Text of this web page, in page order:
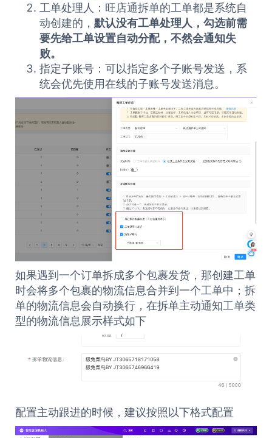
工单处理人：旺店通拆单的工单都是系统自
动创建的， 默认没有工单处理人，勾选前需
要先给工单设置自动分配，不然会通知失
败。
指定子账号：可以指定多个子账号发送，系
统会优先使用在线的子账号发送消息。
如果遇到一个订单拆成多个包裹发货，那创建工单
时会将多个包裹的物流信息合并到一个工单中；拆
单的物流信息会自动换行，在拆单主动通知工单类
型的物流信息展示样式如下
配置主动跟进的时候，建议按照以下格式配置